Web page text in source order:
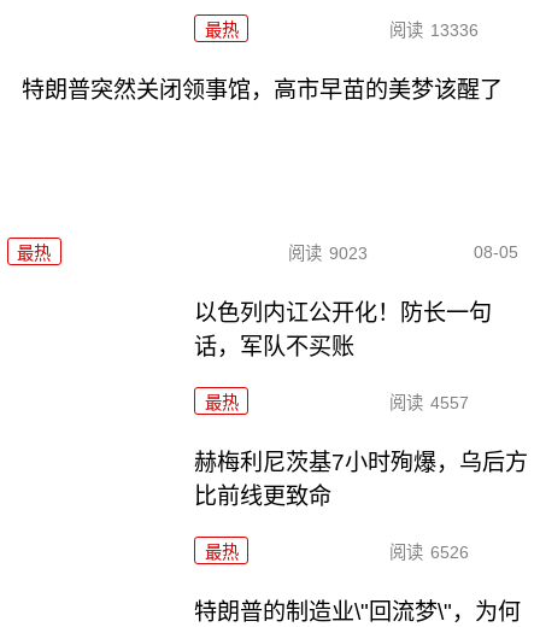
最热 阅读 13336
特朗普突然关闭领事馆，高市早苗的美梦该醒了
最热 阅读 9023 08-05
以色列内讧公开化！防长一句
话，军队不买账
最热 阅读 4557
赫梅利尼茨基7小时殉爆，乌后方
比前线更致命
最热 阅读 6526
特朗普的制造业\"回流梦\"，为何